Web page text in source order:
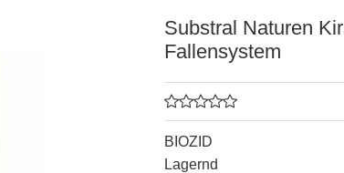
Substral Naturen
Fallensystem
BIOZID
Lagernd